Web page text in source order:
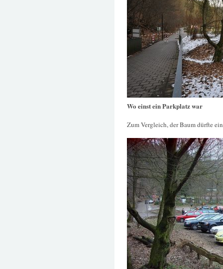
Wo einst ein Parkplatz war
Zum Vergleich, der Baum dürfte